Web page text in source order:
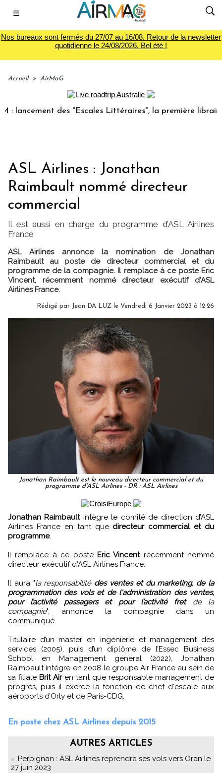
☰
Nos bureaux sont fermés du 27/07 au 16/08. Retour de la newsletter
quotidienne le 24/08/2026. Bel été !
Accueil > AirMaG
des "Escales Littéraires", la première librairie du
ASL Airlines : Jonathan
Raimbault nommé directeur
commercial
Il est aussi en charge du programme d’ASL Airlines
France
ASL Airlines annonce la nomination de Jonathan
Raimbault au poste de directeur commercial et du
programme de la compagnie. Il remplace à ce poste Eric
Vincent, récemment nommé directeur exécutif d'ASL
Airlines France.
Rédigé par Jean DA LUZ le Vendredi 6 Janvier 2023 à 12:26
Jonathan Raimbault est le nouveau directeur commercial et du
programme d'ASL Airlines - DR : ASL Airlines
Jonathan Raimbaultintègre le comité de direction d’ASL
Airlines France en tant que directeur commercial et du
programme.
Il remplace à ce poste Eric Vincentrécemment nommé
directeur exécutif d'ASL Airlines France.
Il aura "la responsabilité des ventes et du marketing, de la
programmation des vols et de l'administration des ventes,
pour l’activité passagers et pour l’activité fretde la
compagnie", annonce la compagnie dans un
communiqué.
Titulaire d’un master en ingénierie et management des
services (2005), puis d’un diplôme de l’Essec Business
School en Management général (2022), Jonathan
Raimbault intègre en 2008 le groupe Air France au sein de
sa filiale Brit Airen tant que responsable management de
progrès, puis il exerce la fonction de chef d'escale aux
aéroports d’Orly et de Paris-CDG.
En poste chez ASL Airlines depuis 2015
AUTRES ARTICLES
Perpignan : ASL Airlines reprendra ses vols vers Oran le
27 juin 2023